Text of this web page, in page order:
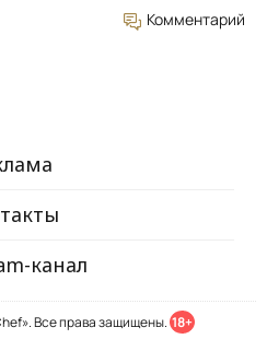
Комментарий
канал
Все права защищены. 18+